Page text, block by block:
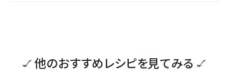
他のおすすめレシピを見てみる